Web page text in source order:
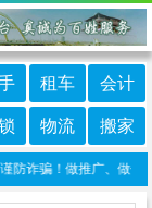
租车 会计
物流 搬家
诈骗！做推广、做信息